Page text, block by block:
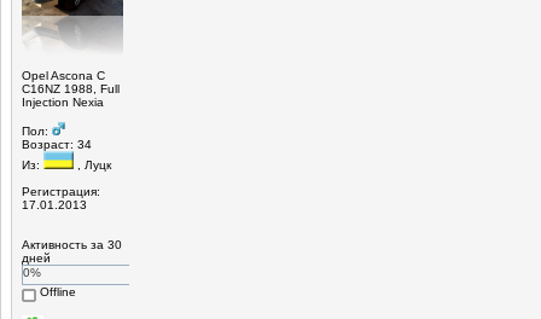
Opel Ascona C
C16NZ 1988, Full
Injection Nexia
Пол:
Возраст: 34
Из:
, Луцк
Регистрация:
17.01.2013
Активность за 30
дней
0%
Offline